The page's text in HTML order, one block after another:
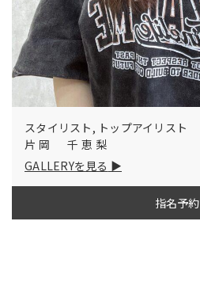
スタイリスト, トップアイリスト
片岡 千恵梨
GALLERYを見る
指名予約